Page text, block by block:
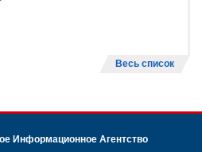
Весь список
Информационное Агентство